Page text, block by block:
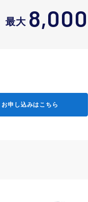
最大 8,000
お申し込みはこちら